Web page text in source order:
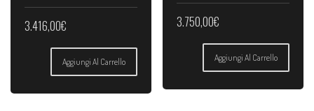
3.416,00€
Aggiungi Al Carrello
3.750,00€
Aggiungi Al Carrello